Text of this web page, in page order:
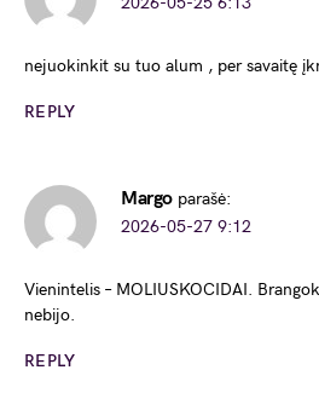
nejuokinkit su tuo alum , per savaitę
REPLY
Margo parašė:
2026-05-27 9:12
Vienintelis – MOLIUSKOCIDAI.
nebijo.
REPLY